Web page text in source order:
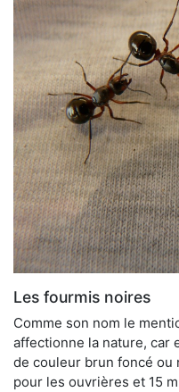
Les fourmis noires
Comme son nom le
affectionne la nature, car
de couleur brun foncé ou
pour les ouvrières et 15